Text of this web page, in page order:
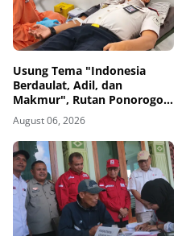
Usung Tema "Indonesia
Berdaulat, Adil, dan
Makmur", Rutan Ponorogo
Gelar Donor Darah
Kemanusiaan Sambut HUT
RI ke-81
August 06, 2026